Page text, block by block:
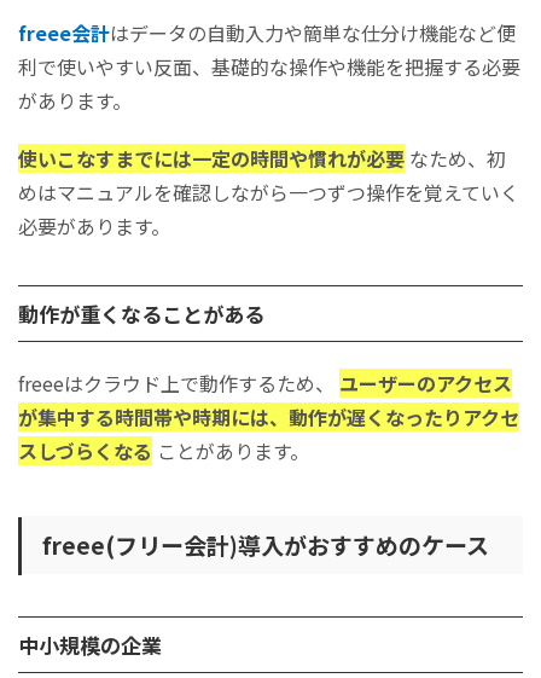
freee会計はデータの自動入力や簡単な仕分け機能など便
利で使いやすい反面、基礎的な操作や機能を把握する必要
があります。
使いこなすまでには一定の時間や慣れが必要 なため、初
めはマニュアルを確認しながら一つずつ操作を覚えていく
必要があります。
動作が重くなることがある
freeeはクラウド上で動作するため、 ユーザーのアクセス
が集中する時間帯や時期には、動作が遅くなったりアクセ
スしづらくなる ことがあります。
freee(フリー会計)導入がおすすめのケース
中小規模の企業